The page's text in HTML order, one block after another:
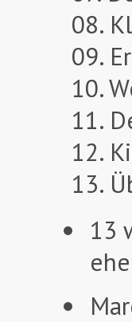
08.
09.
10.
11.
12.
13.
13